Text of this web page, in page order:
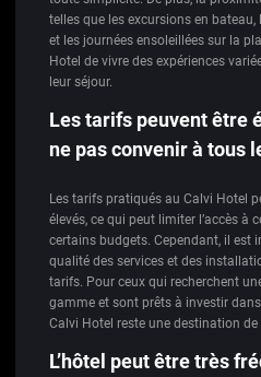
telles que les excursions en
et les journées ensoleillées sur la
Hotel de vivre des expériences
leur séjour.
Les tarifs peuvent être
ne pas convenir à tous
Les tarifs pratiqués au Calvi Hotel
élevés, ce qui peut limiter l’accès à
certains budgets. Cependant, il est
qualité des services et des
tarifs. Pour ceux qui recherchent
gamme et sont prêts à investir
Calvi Hotel reste une destination de
L’hôtel peut être très